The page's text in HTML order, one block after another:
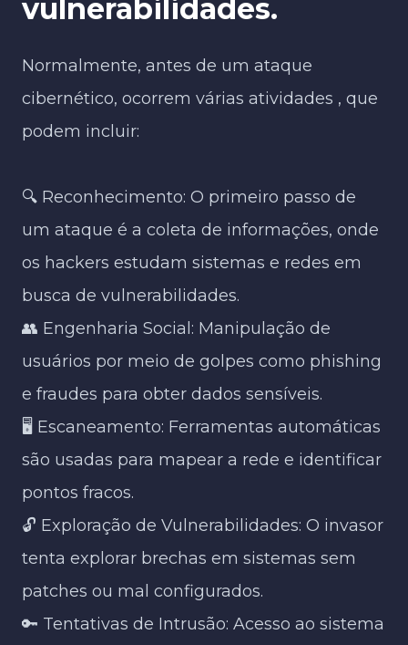
vulnerabilidades.​
Normalmente, antes de um ataque
cibernético, ocorrem várias atividades , que
podem incluir:​
🔍 Reconhecimento: O primeiro passo de
um ataque é a coleta de informações, onde
os hackers estudam sistemas e redes em
busca de vulnerabilidades.​
👥 Engenharia Social: Manipulação de
usuários por meio de golpes como phishing
e fraudes para obter dados sensíveis.​
🖥 Escaneamento: Ferramentas automáticas
são usadas para mapear a rede e identificar
pontos fracos.​
🔓 Exploração de Vulnerabilidades: O invasor
tenta explorar brechas em sistemas sem
patches ou mal configurados.​
🔑 Tentativas de Intrusão: Acesso ao sistema